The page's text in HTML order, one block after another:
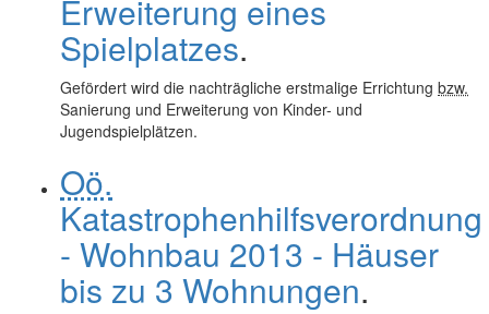
Erweiterung eines
Spielplatzes.
Gefördert wird die nachträgliche erstmalige Errichtung bzw.
Sanierung und Erweiterung von Kinder- und
Jugendspielplätzen.
Oö.
Katastrophenhilfsverordnung
- Wohnbau 2013 - Häuser
bis zu 3 Wohnungen.